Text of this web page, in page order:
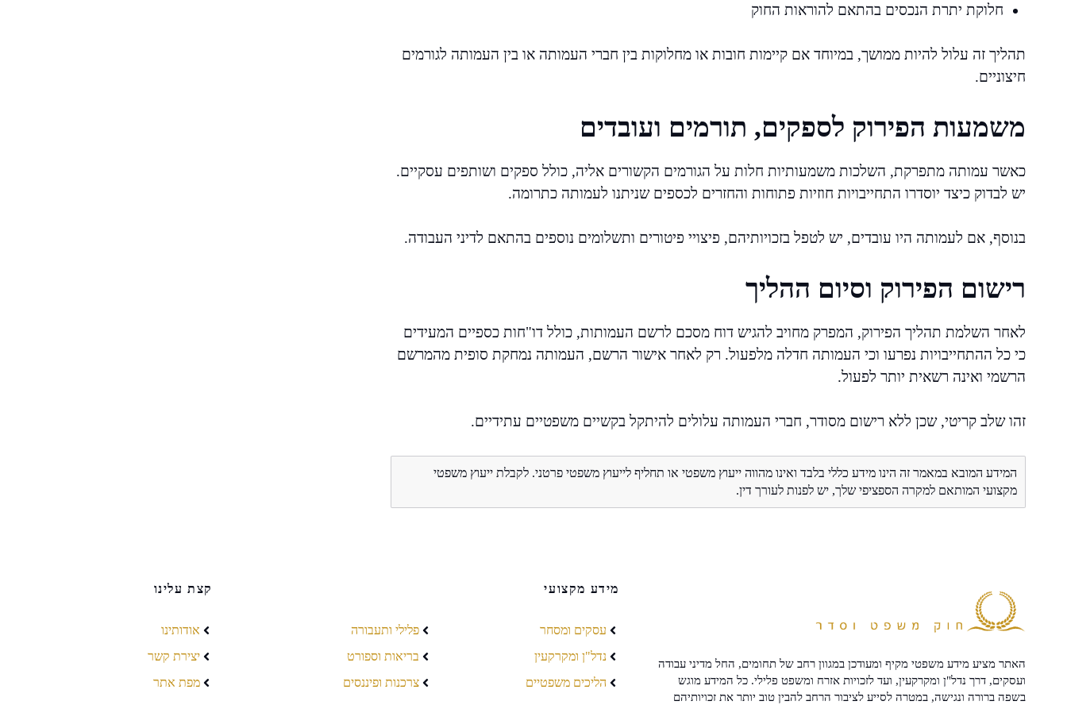
חלוקת יתרת הנכסים בהתאם להוראות החוק
תהליך זה עלול להיות ממושך, במיוחד אם קיימות חובות או מחלוקות בין חברי העמותה או בין העמותה לגורמים
חיצוניים.
משמעות הפירוק לספקים, תורמים ועובדים
כאשר עמותה מתפרקת, השלכות משמעותיות חלות על הגורמים הקשורים אליה, כולל ספקים ושותפים עסקיים.
יש לבדוק כיצד יוסדרו התחייבויות חוזיות פתוחות והחזרים לכספים שניתנו לעמותה כתרומה.
בנוסף, אם לעמותה היו עובדים, יש לטפל בזכויותיהם, פיצויי פיטורים ותשלומים נוספים בהתאם לדיני העבודה.
רישום הפירוק וסיום ההליך
לאחר השלמת תהליך הפירוק, המפרק מחויב להגיש דוח מסכם לרשם העמותות, כולל דו"חות כספיים המעידים
כי כל ההתחייבויות נפרעו וכי העמותה חדלה מלפעול. רק לאחר אישור הרשם, העמותה נמחקת סופית מהמרשם
הרשמי ואינה רשאית יותר לפעול.
זהו שלב קריטי, שכן ללא רישום מסודר, חברי העמותה עלולים להיתקל בקשיים משפטיים עתידיים.
המידע המובא במאמר זה הינו מידע כללי בלבד ואינו מהווה ייעוץ משפטי או תחליף לייעוץ משפטי פרטני. לקבלת ייעוץ משפטי
מקצועי המותאם למקרה הספציפי שלך, יש לפנות לעורך דין.
האתר מציע מידע משפטי מקיף ומעודכן במגוון רחב של תחומים, החל מדיני עבודה
ועסקים, דרך נדל"ן ומקרקעין, ועד לזכויות אזרח ומשפט פלילי. כל המידע מוגש
בשפה ברורה ונגישה, במטרה לסייע לציבור הרחב להבין טוב יותר את זכויותיהם
מידע מקצועי
עסקים ומסחר
נדל"ן ומקרקעין
הליכים משפטיים
פלילי ותעבורה
בריאות וספורט
צרכנות ופיננסים
קצת עלינו
אודותינו
יצירת קשר
מפת אתר